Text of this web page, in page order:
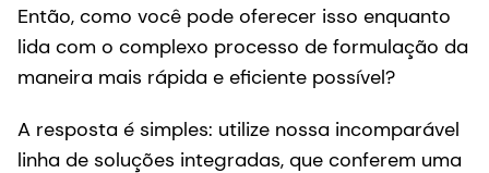
Então, como você pode oferecer isso enquanto
lida com o complexo processo de formulação da
maneira mais rápida e eficiente possível?
A resposta é simples: utilize nossa incomparável
linha de soluções integradas, que conferem uma